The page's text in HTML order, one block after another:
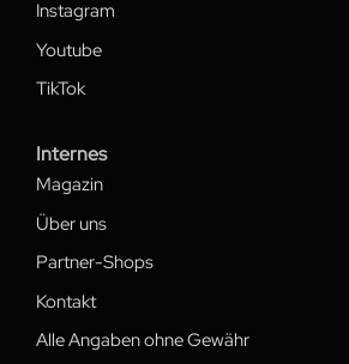
Instagram
Youtube
TikTok
Internes
Magazin
Über uns
Partner-Shops
Kontakt
Alle Angaben ohne Gewähr